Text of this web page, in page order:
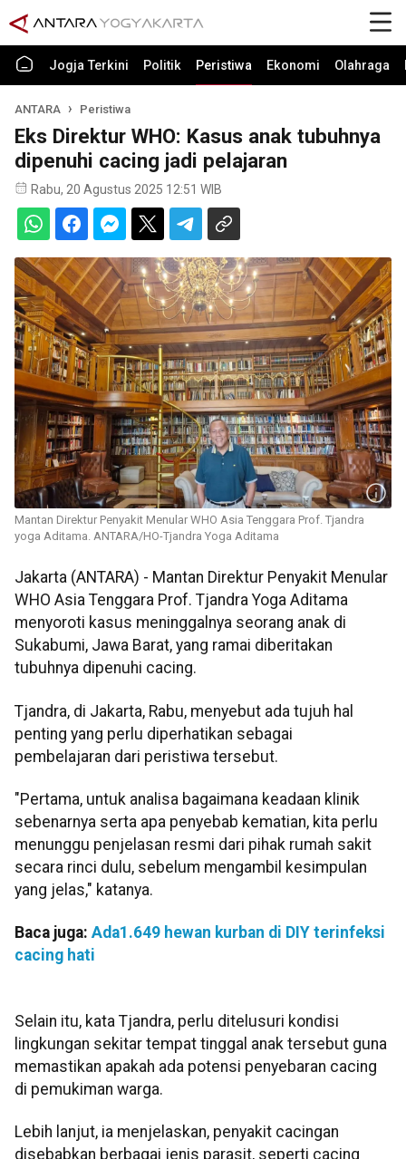
Jogja Terkini Politik Peristiwa Ekonomi Olahraga
ANTARA Peristiwa
Eks Direktur WHO: Kasus anak tubuhnya
dipenuhi cacing jadi pelajaran
Rabu, 20 Agustus 2025 12:51 WIB
Mantan Direktur Penyakit Menular WHO Asia Tenggara Prof. Tjandra
yoga Aditama. ANTARA/HO-Tjandra Yoga Aditama
Jakarta (ANTARA) - Mantan Direktur Penyakit Menular
WHO Asia Tenggara Prof. Tjandra Yoga Aditama
menyoroti kasus meninggalnya seorang anak di
Sukabumi, Jawa Barat, yang ramai diberitakan
tubuhnya dipenuhi cacing.
Tjandra, di Jakarta, Rabu, menyebut ada tujuh hal
penting yang perlu diperhatikan sebagai
pembelajaran dari peristiwa tersebut.
"Pertama, untuk analisa bagaimana keadaan klinik
sebenarnya serta apa penyebab kematian, kita perlu
menunggu penjelasan resmi dari pihak rumah sakit
secara rinci dulu, sebelum mengambil kesimpulan
yang jelas," katanya.
Baca juga: Ada1.649 hewan kurban di DIY terinfeksi
cacing hati
Selain itu, kata Tjandra, perlu ditelusuri kondisi
lingkungan sekitar tempat tinggal anak tersebut guna
memastikan apakah ada potensi penyebaran cacing
di pemukiman warga.
Lebih lanjut, ia menjelaskan, penyakit cacingan
disebabkan berbagai jenis parasit, seperti cacing